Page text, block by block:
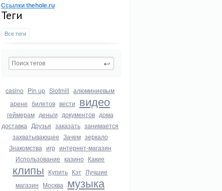
Ссылки thehole.ru
Теги
Все теги
casino Pin up Slotmill алюминиевым
арене билетов вести видео
геймерам деньги документов дома
доставка Друзья заказать занимается
захватывающее Зачем зеркало
Знакомства игр интернет-магазин
Использование казино Какие
клипы Купить Кэт Лучшие
магазин Москва музыка